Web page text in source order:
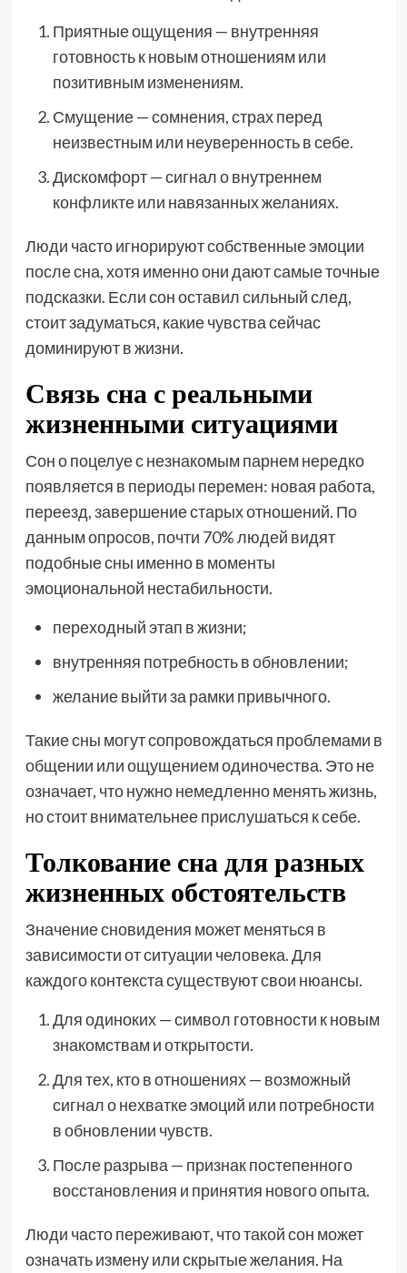
Приятные ощущения — внутренняя
готовность к новым отношениям или
позитивным изменениям.
Смущение — сомнения, страх перед
неизвестным или неуверенность в себе.
Дискомфорт — сигнал о внутреннем
конфликте или навязанных желаниях.
Люди часто игнорируют собственные эмоции
после сна, хотя именно они дают самые точные
подсказки. Если сон оставил сильный след,
стоит задуматься, какие чувства сейчас
доминируют в жизни.
Связь сна с реальными
жизненными ситуациями
Сон о поцелуе с незнакомым парнем нередко
появляется в периоды перемен: новая работа,
переезд, завершение старых отношений. По
данным опросов, почти 70% людей видят
подобные сны именно в моменты
эмоциональной нестабильности.
переходный этап в жизни;
внутренняя потребность в обновлении;
желание выйти за рамки привычного.
Такие сны могут сопровождаться проблемами в
общении или ощущением одиночества. Это не
означает, что нужно немедленно менять жизнь,
но стоит внимательнее прислушаться к себе.
Толкование сна для разных
жизненных обстоятельств
Значение сновидения может меняться в
зависимости от ситуации человека. Для
каждого контекста существуют свои нюансы.
Для одиноких — символ готовности к новым
знакомствам и открытости.
Для тех, кто в отношениях — возможный
сигнал о нехватке эмоций или потребности
в обновлении чувств.
После разрыва — признак постепенного
восстановления и принятия нового опыта.
Люди часто переживают, что такой сон может
означать измену или скрытые желания. На